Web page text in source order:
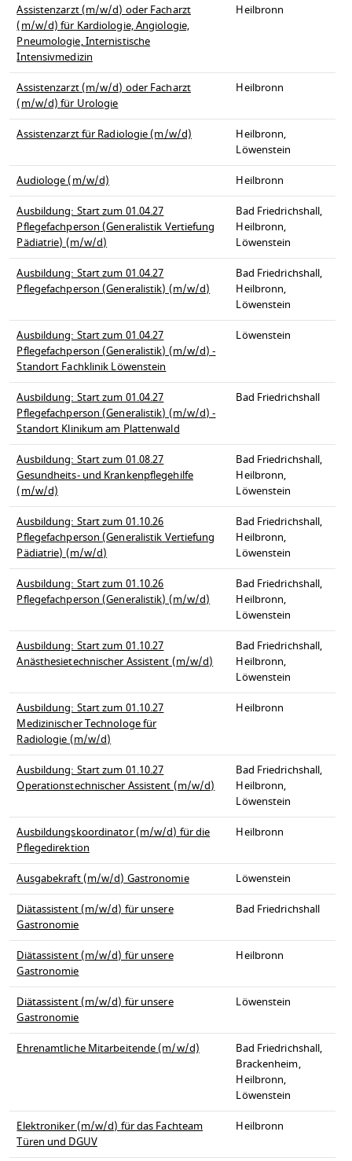
Assistenzarzt (m/w/d) oder Facharzt
(m/w/d) für Kardiologie, Angiologie,
Pneumologie, Internistische
Intensivmedizin
Heilbronn
Assistenzarzt (m/w/d) oder Facharzt
(m/w/d) für Urologie
Heilbronn
Assistenzarzt für Radiologie (m/w/d)
Heilbronn,
Löwenstein
Audiologe (m/w/d)
Heilbronn
Ausbildung: Start zum 01.04.27
Pflegefachperson (Generalistik Vertiefung
Pädiatrie) (m/w/d)
Bad Friedrichshall,
Heilbronn,
Löwenstein
Ausbildung: Start zum 01.04.27
Pflegefachperson (Generalistik) (m/w/d)
Bad Friedrichshall,
Heilbronn,
Löwenstein
Ausbildung: Start zum 01.04.27
Pflegefachperson (Generalistik) (m/w/d) -
Standort Fachklinik Löwenstein
Löwenstein
Ausbildung: Start zum 01.04.27
Pflegefachperson (Generalistik) (m/w/d) -
Standort Klinikum am Plattenwald
Bad Friedrichshall
Ausbildung: Start zum 01.08.27
Gesundheits- und Krankenpflegehilfe
(m/w/d)
Bad Friedrichshall,
Heilbronn,
Löwenstein
Ausbildung: Start zum 01.10.26
Pflegefachperson (Generalistik Vertiefung
Pädiatrie) (m/w/d)
Bad Friedrichshall,
Heilbronn,
Löwenstein
Ausbildung: Start zum 01.10.26
Pflegefachperson (Generalistik) (m/w/d)
Bad Friedrichshall,
Heilbronn,
Löwenstein
Ausbildung: Start zum 01.10.27
Anästhesietechnischer Assistent (m/w/d)
Bad Friedrichshall,
Heilbronn,
Löwenstein
Ausbildung: Start zum 01.10.27
Medizinischer Technologe für
Radiologie (m/w/d)
Heilbronn
Ausbildung: Start zum 01.10.27
Operationstechnischer Assistent (m/w/d)
Bad Friedrichshall,
Heilbronn,
Löwenstein
Ausbildungskoordinator (m/w/d) für die
Pflegedirektion
Heilbronn
Ausgabekraft (m/w/d) Gastronomie
Löwenstein
Diätassistent (m/w/d) für unsere
Gastronomie
Bad Friedrichshall
Diätassistent (m/w/d) für unsere
Gastronomie
Heilbronn
Diätassistent (m/w/d) für unsere
Gastronomie
Löwenstein
Ehrenamtliche Mitarbeitende (m/w/d)
Bad Friedrichshall,
Brackenheim,
Heilbronn,
Löwenstein
Elektroniker (m/w/d) für das Fachteam
Türen und DGUV
Heilbronn